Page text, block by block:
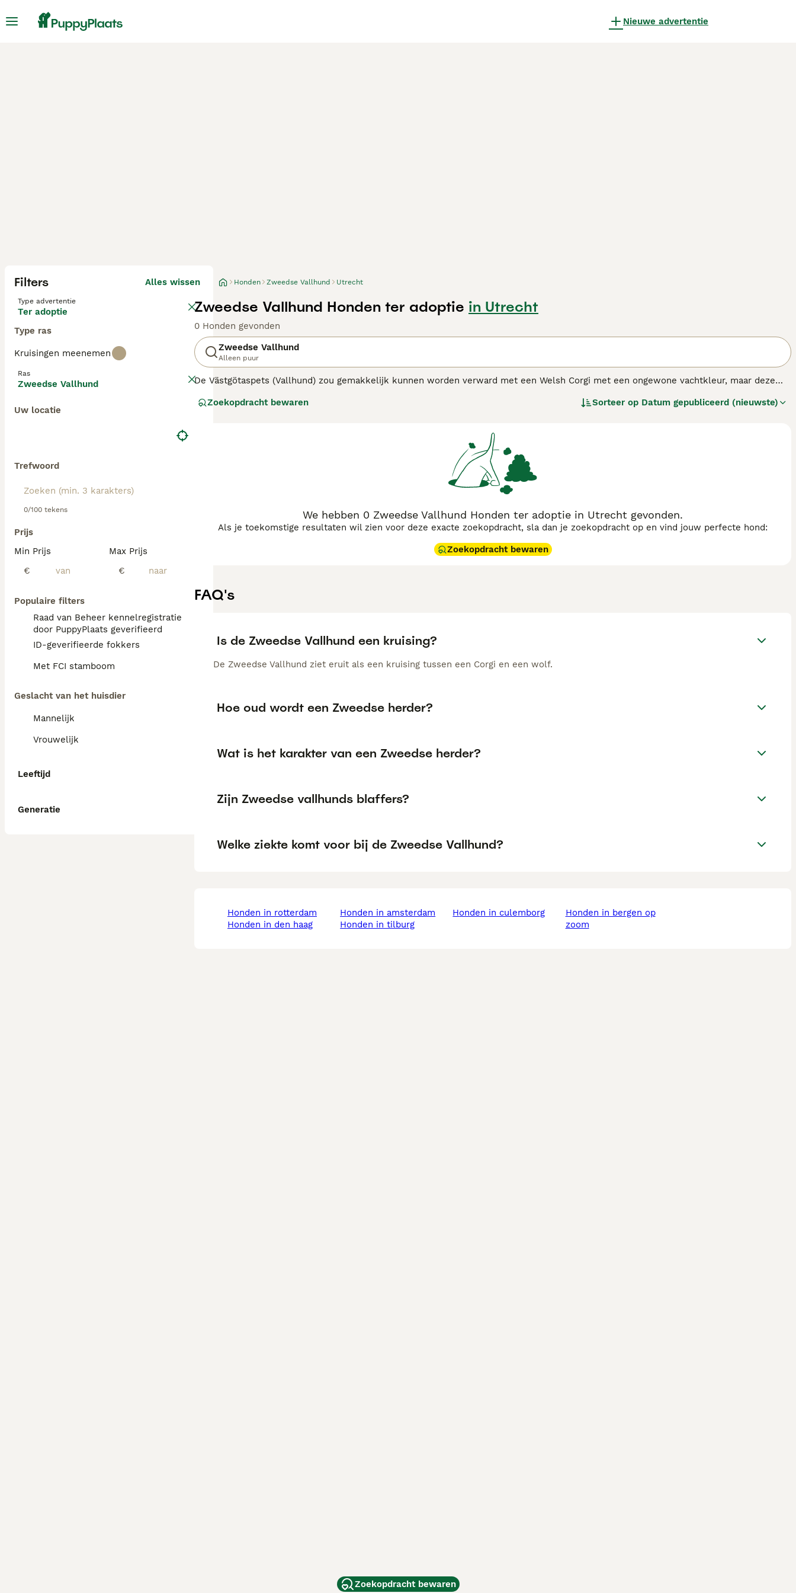
Nieuwe advertentie
Filters Alles wissen
Type advertentie
Ter adoptie
Type ras
Kruisingen meenemen
Ras
Zweedse Vallhund
Uw locatie
Trefwoord
0/100 tekens
Prijs
Min Prijs
€
Max Prijs
€
Populaire filters
Raad van Beheer kennelregistratie
door PuppyPlaats geverifieerd
ID-geverifieerde fokkers
Met FCI stamboom
Geslacht van het huisdier
Mannelijk
Vrouwelijk
Leeftijd
Generatie
Honden Zweedse Vallhund Utrecht
Zweedse Vallhund Honden ter adoptie in Utrecht
0 Honden gevonden
Zweedse Vallhund
Alleen puur
De Västgötaspets (Vallhund) zou gemakkelijk kunnen worden verward met een Welsh Corgi met een ongewone vachtkleur, maar deze
vasthoudendheid als zeer goede werkhonden. Ze zijn daarnaast loyaal, vriendelijke en een prachtig familie huisdier.
Zoekopdracht bewaren Sorteer op Datum gepubliceerd (nieuwste)
We hebben 0 Zweedse Vallhund Honden ter adoptie in Utrecht gevonden.
Als je toekomstige resultaten wil zien voor deze exacte zoekopdracht, sla dan je zoekopdracht op en vind jouw perfecte hond:
Zoekopdracht bewaren
FAQ's
Is de Zweedse Vallhund een kruising?
De Zweedse Vallhund ziet eruit als een kruising tussen een Corgi en een wolf.
Hoe oud wordt een Zweedse herder?
Wat is het karakter van een Zweedse herder?
Zijn Zweedse vallhunds blaffers?
Welke ziekte komt voor bij de Zweedse Vallhund?
honden in rotterdam
honden in den haag
honden in amsterdam
honden in tilburg
honden in culemborg
honden in bergen op
zoom
Zoekopdracht bewaren